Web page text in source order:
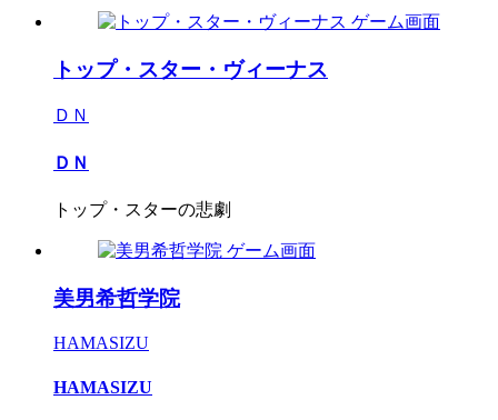
トップ・スター・ヴィーナス
ＤＮ
ＤＮ
トップ・スターの悲劇
美男希哲学院
HAMASIZU
HAMASIZU